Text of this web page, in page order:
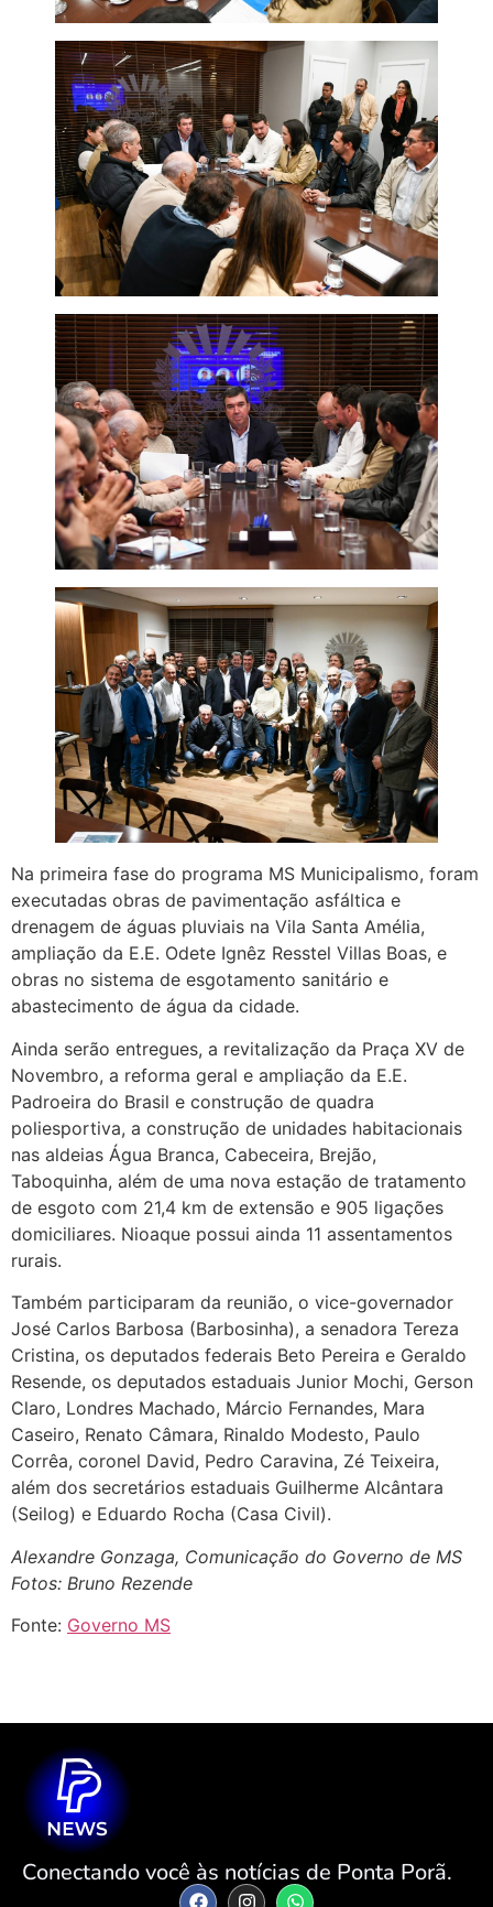
Na primeira fase do programa MS Municipalismo, foram
executadas obras de pavimentação asfáltica e
drenagem de águas pluviais na Vila Santa Amélia,
ampliação da E.E. Odete Ignêz Resstel Villas Boas, e
obras no sistema de esgotamento sanitário e
abastecimento de água da cidade.
Ainda serão entregues, a revitalização da Praça XV de
Novembro, a reforma geral e ampliação da E.E.
Padroeira do Brasil e construção de quadra
poliesportiva, a construção de unidades habitacionais
nas aldeias Água Branca, Cabeceira, Brejão,
Taboquinha, além de uma nova estação de tratamento
de esgoto com 21,4 km de extensão e 905 ligações
domiciliares. Nioaque possui ainda 11 assentamentos
rurais.
Também participaram da reunião, o vice-governador
José Carlos Barbosa (Barbosinha), a senadora Tereza
Cristina, os deputados federais Beto Pereira e Geraldo
Resende, os deputados estaduais Junior Mochi, Gerson
Claro, Londres Machado, Márcio Fernandes, Mara
Caseiro, Renato Câmara, Rinaldo Modesto, Paulo
Corrêa, coronel David, Pedro Caravina, Zé Teixeira,
além dos secretários estaduais Guilherme Alcântara
(Seilog) e Eduardo Rocha (Casa Civil).
Alexandre Gonzaga, Comunicação do Governo de MS
Fotos: Bruno Rezende
Fonte: Governo MS
Conectando você às notícias de Ponta Porã.